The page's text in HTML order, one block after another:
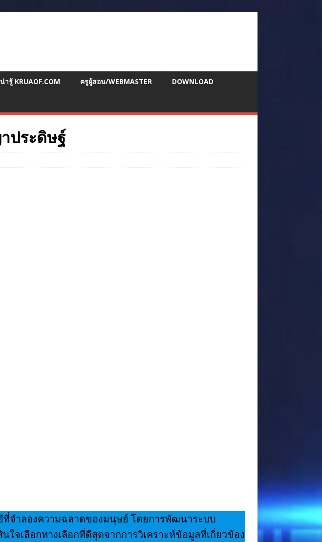
ารู้ KRUAOF.COM ครูผู้สอน/WEBMASTER DOWNLOAD
ประดิษฐ์
จำลองความฉลาดของมนุษย์ โดยการพัฒนาระบบ
จเลือกทางเลือกที่ดีสุดจากการวิเคราะห์ข้อมูลที่เกี่ยวข้อง